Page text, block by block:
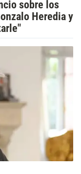
sobre los
Heredia y